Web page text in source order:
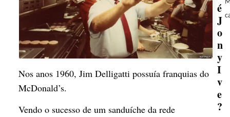
Nos anos 1960, Jim Delligatti possuía franquias do
McDonald’s.
Vendo o sucesso de um sanduíche da rede
é
J
o
n
y
I
v
e
?